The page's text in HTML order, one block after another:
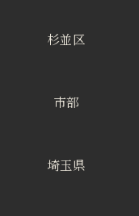
杉並区
市部
埼玉県